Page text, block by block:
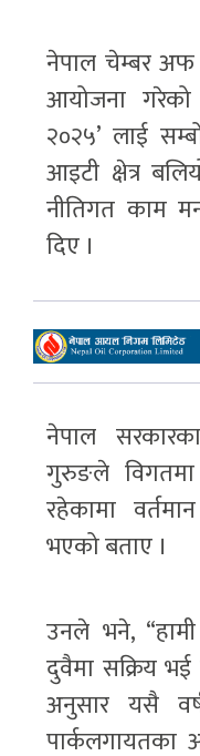
नेपाल चेम्बर
आयोजना
२०२५’ लाई
आइटी क्षेत्र
नीतिगत काम
दिए ।
नेपाल
गुरुङले विगतमा
रहेकामा
भएको बताए ।
उनले भने, “हामी
दुवैमा सक्रिय
अनुसार यसै
पार्कलगायतका